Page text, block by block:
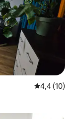
Évaluation
4,4 (10)